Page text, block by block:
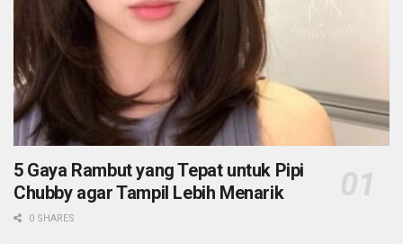
5 Gaya Rambut yang Tepat untuk Pipi
Chubby agar Tampil Lebih Menarik
0 SHARES